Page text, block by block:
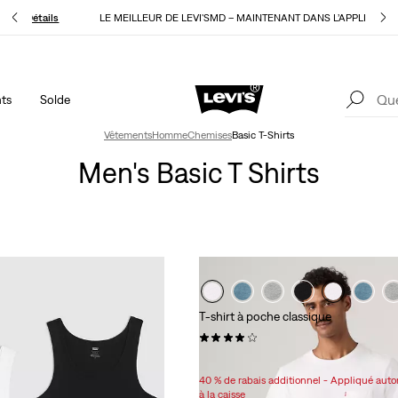
Détails LE MEILLEUR DE LEVI'SMD – MAINTENANT DANS L’APPLI Détails
Solde40 % DE RABAIS ADDITIONNEL SUR LES SOLDES. Appliqué
automatiquement à la caisse.
Détails
VêtementsHommeChemisesBasic T-Shirts
Men's Basic T Shirts
T-shirt à poche classique
Price
is
Price
was
40 % de rabais additionnel - Appliqué
à la caisse